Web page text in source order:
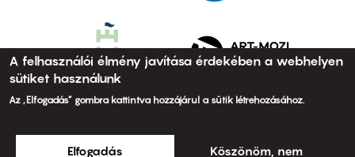
A felhasználói élmény javítása érdekében a webhelyen
sütiket használunk
Az „Elfogadás” gombra kattintva hozzájárul a sütik létrehozásához.
Elfogadás Köszönöm, nem